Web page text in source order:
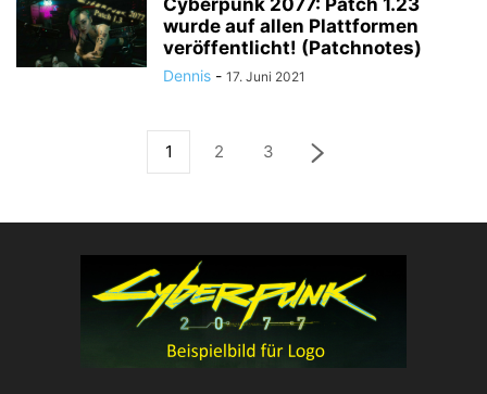
Cyberpunk 2077: Patch 1.23
wurde auf allen Plattformen
veröffentlicht! (Patchnotes)
Dennis - 17. Juni 2021
1 2 3